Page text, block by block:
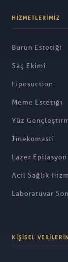
HIZMETLERIMIZ
Burun Estetiği
Saç Ekimi
Liposuction
Meme Estetiği
Yüz
Jinekomasti
Lazer Epilasyon
Acil Sağlık
Laboratuvar
KIŞISEL